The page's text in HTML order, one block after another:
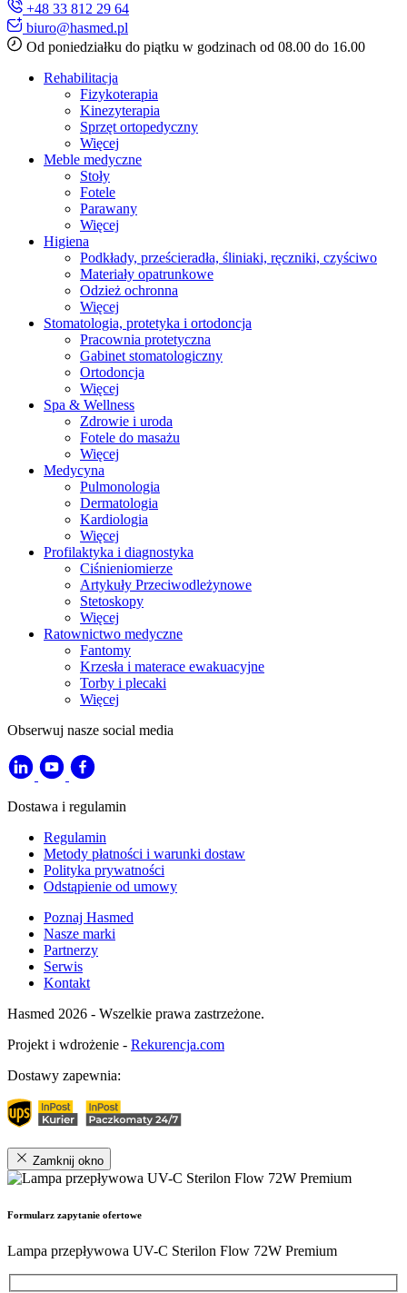
+48 33 812 29 64
biuro@hasmed.pl
Od poniedziałku do piątku w godzinach od 08.00 do 16.00
Rehabilitacja
Fizykoterapia
Kinezyterapia
Sprzęt ortopedyczny
Więcej
Meble medyczne
Stoły
Fotele
Parawany
Więcej
Higiena
Podkłady, prześcieradła, śliniaki, ręczniki, czyściwo
Materiały opatrunkowe
Odzież ochronna
Więcej
Stomatologia, protetyka i ortodoncja
Pracownia protetyczna
Gabinet stomatologiczny
Ortodoncja
Więcej
Spa & Wellness
Zdrowie i uroda
Fotele do masażu
Więcej
Medycyna
Pulmonologia
Dermatologia
Kardiologia
Więcej
Profilaktyka i diagnostyka
Ciśnieniomierze
Artykuły Przeciwodleżynowe
Stetoskopy
Więcej
Ratownictwo medyczne
Fantomy
Krzesła i materace ewakuacyjne
Torby i plecaki
Więcej
Obserwuj nasze social media
Dostawa i regulamin
Regulamin
Metody płatności i warunki dostaw
Polityka prywatności
Odstąpienie od umowy
Poznaj Hasmed
Nasze marki
Partnerzy
Serwis
Kontakt
Hasmed 2026 - Wszelkie prawa zastrzeżone.
Projekt i wdrożenie - Rekurencja.com
Dostawy zapewnia:
Zamknij okno
Formularz zapytanie ofertowe
Lampa przepływowa UV-C Sterilon Flow 72W Premium